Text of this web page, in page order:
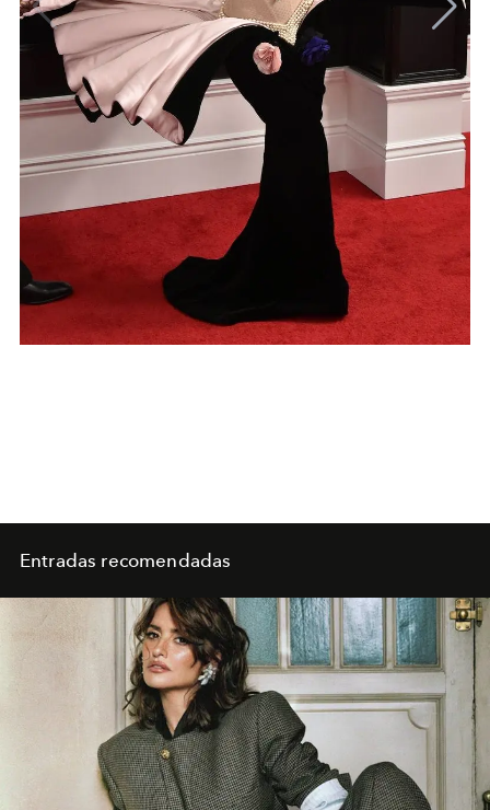
Entradas recomendadas